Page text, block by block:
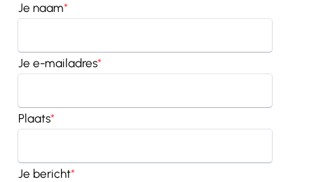
Je naam*
Je e-mailadres*
Plaats*
Je bericht*